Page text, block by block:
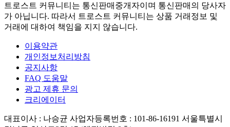
트로스트 커뮤니티는 통신판매중개자이며 통신판매의 당사자
가 아닙니다. 따라서 트로스트 커뮤니티는 상품 거래정보 및
거래에 대하여 책임을 지지 않습니다.
이용약관
개인정보처리방침
공지사항
FAQ 도움말
광고 제휴 문의
크리에이터
대표이사 : 나승균 사업자등록번호 : 101-86-16191 서울특별시